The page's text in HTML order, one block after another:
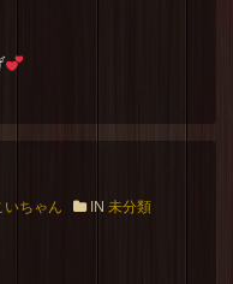
いちゃん IN 未分類